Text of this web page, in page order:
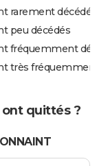
rarement décédés
peu décédés
fréquemment
très
ont quittés ?